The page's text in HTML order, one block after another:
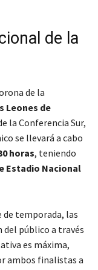
de la
de la
Leones de
la Conferencia Sur,
se llevará a cabo
horas, teniendo
Estadio Nacional
de temporada, las
del público a través
es máxima,
ambos finalistas a